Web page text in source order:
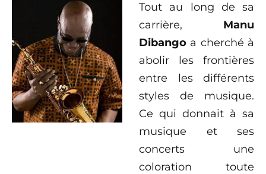
Tout au long de sa
carrière, Manu
Dibango a cherché à
abolir les frontières
entre les différents
styles de musique.
Ce qui donnait à sa
musique et ses
concerts une
coloration toute